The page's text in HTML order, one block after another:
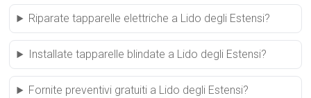
Riparate tapparelle elettriche a Lido degli Estensi?
Installate tapparelle blindate a Lido degli Estensi?
Fornite preventivi gratuiti a Lido degli Estensi?